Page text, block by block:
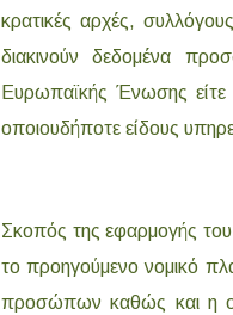
κρατικές αρχές,
διακινούν δεδομένα
Ευρωπαϊκής Ένωσης είτε
οποιουδήποτε είδους
Σκοπός της εφαρμογής
το προηγούμενο νομικό
προσώπων καθώς και η